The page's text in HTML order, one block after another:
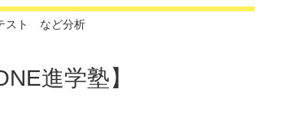
スト など分析
進学塾】